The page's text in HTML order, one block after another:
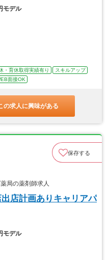
モデル
・育休取得実績有り
スキルアップ
面接OK
の求人に興味がある
保存する
局の薬剤師求人
店計画ありキャリアパ
モデル